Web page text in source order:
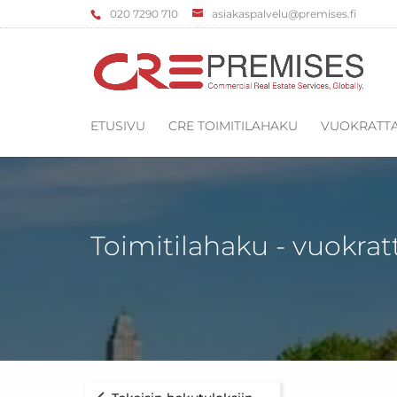
‌020 7290 710 asiakaspalvelu@premises.fi
ETUSIVU CRE TOIMITILAHAKU
Toimitilahaku -